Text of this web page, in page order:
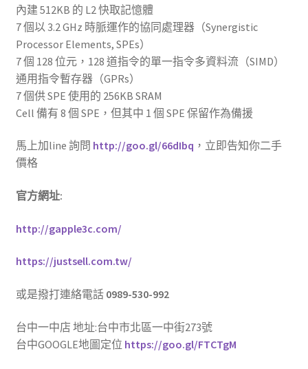
內建 512KB 的 L2 快取記憶體
7 個以 3.2 GHz 時脈運作的協同處理器（Synergistic
Processor Elements, SPEs）
7 個 128 位元，128 道指令的單一指令多資料流（SIMD）
通用指令暫存器（GPRs）
7 個供 SPE 使用的 256KB SRAM
Cell 備有 8 個 SPE，但其中 1 個 SPE 保留作為備援
馬上加line 詢問 http://goo.gl/66dIbq ，立即告知你二手
價格
官方網址:
http://gapple3c.com/
https://justsell.com.tw/
或是撥打連絡電話 0989-530-992
台中一中店 地址:台中市北區一中街273號
台中GOOGLE地圖定位 https://goo.gl/FTCTgM